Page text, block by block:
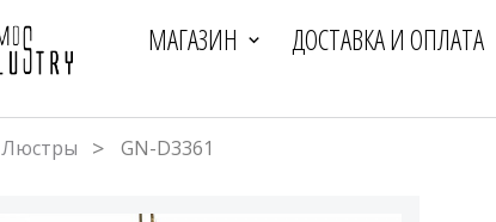
МАГАЗИН ДОСТАВКА И ОПЛАТА
Люстры GN-D3361